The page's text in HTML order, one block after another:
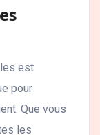
est
pour
Que vous
les